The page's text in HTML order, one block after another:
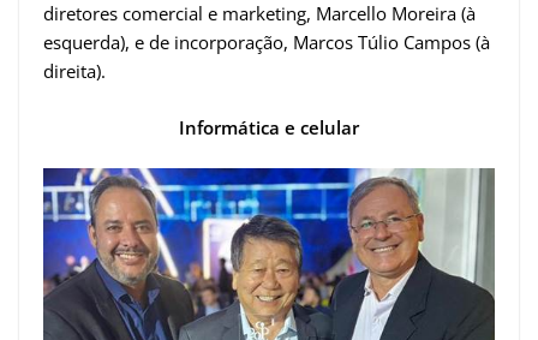
diretores comercial e marketing, Marcello Moreira (à
esquerda), e de incorporação, Marcos Túlio Campos (à
direita).
Informática e celular